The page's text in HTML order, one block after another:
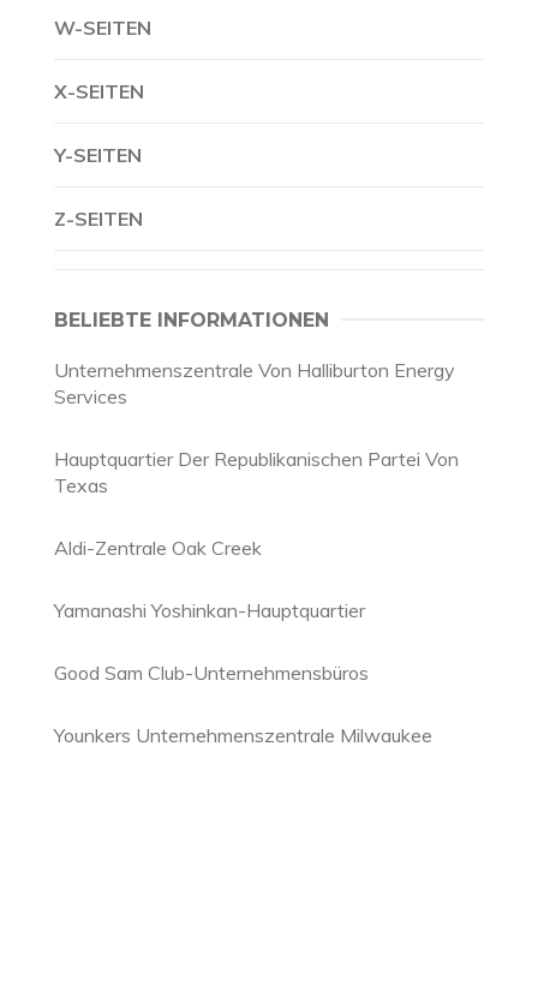
W-SEITEN
X-SEITEN
Y-SEITEN
Z-SEITEN
BELIEBTE INFORMATIONEN
Unternehmenszentrale Von Halliburton Energy
Services
Hauptquartier Der Republikanischen Partei Von
Texas
Aldi-Zentrale Oak Creek
Yamanashi Yoshinkan-Hauptquartier
Good Sam Club-Unternehmensbüros
Younkers Unternehmenszentrale Milwaukee